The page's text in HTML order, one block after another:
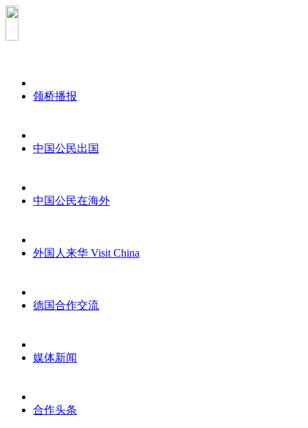
领桥播报
中国公民出国
中国公民在海外
外国人来华 Visit China
德国合作交流
媒体新闻
合作头条